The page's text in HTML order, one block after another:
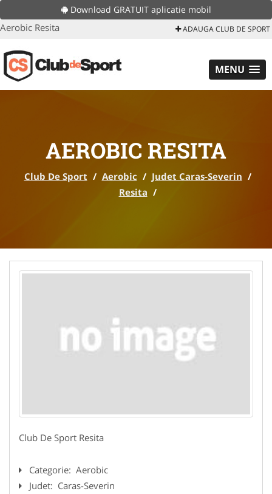
Download GRATUIT aplicatie mobil
Aerobic Resita ADAUGA CLUB DE SPORT
MENU
AEROBIC RESITA
Club De Sport / Aerobic / Judet Caras-Severin /
Resita /
Club De Sport Resita
Categorie: Aerobic
Judet: Caras-Severin